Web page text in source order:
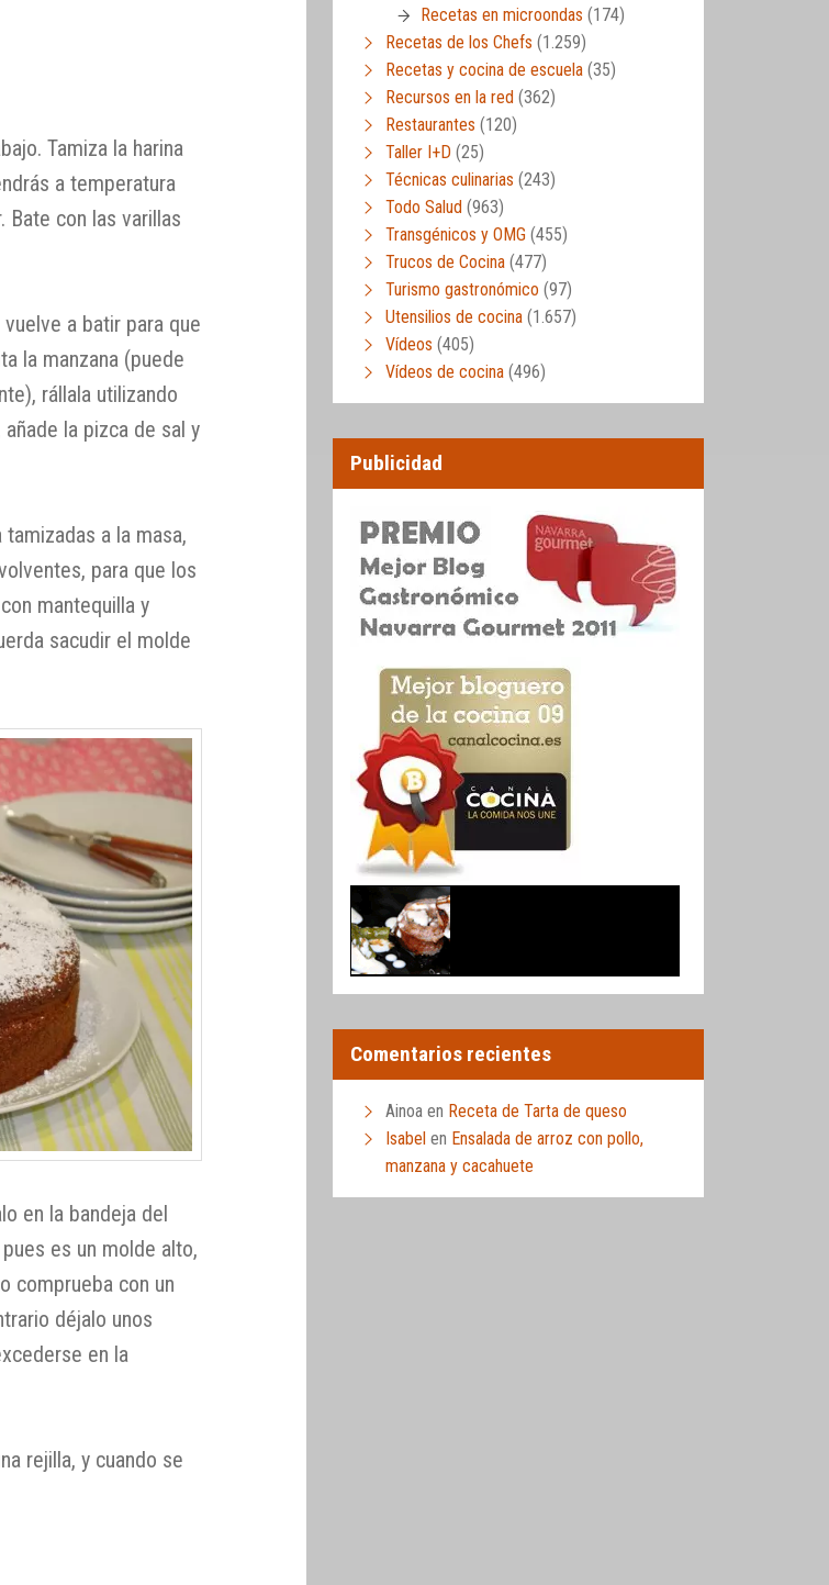
Tamiza la harina
a temperatura
Bate con las varillas
a batir para que
la manzana (puede
rállala utilizando
la pizca de sal y
a la masa,
para que los
mantequilla y
sacudir el molde
en la bandeja del
es un molde alto,
comprueba con un
déjalo unos
en la
rejilla, y cuando se
Recetas en microondas (174)
Recetas de los Chefs (1.259)
Recetas y cocina de escuela (35)
Recursos en la red (362)
Restaurantes (120)
Taller I+D (25)
Técnicas culinarias (243)
Todo Salud (963)
Transgénicos y OMG (455)
Trucos de Cocina (477)
Turismo gastronómico (97)
Utensilios de cocina (1.657)
Vídeos (405)
Vídeos de cocina (496)
Publicidad
Comentarios recientes
Ainoa en Receta de Tarta de queso
Isabel en Ensalada de arroz con pollo,
manzana y cacahuete